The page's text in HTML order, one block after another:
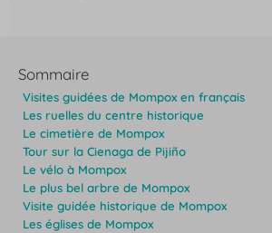
Sommaire
Visites guidées de Mompox en français
Les ruelles du centre historique
Le cimetière de Mompox
Tour sur la Cienaga de Pijiño
Le vélo à Mompox
Le plus bel arbre de Mompox
Visite guidée historique de Mompox
Les églises de Mompox